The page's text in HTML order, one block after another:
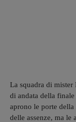
La squadra di mister
di andata della
aprono le porte della
delle assenze, ma le